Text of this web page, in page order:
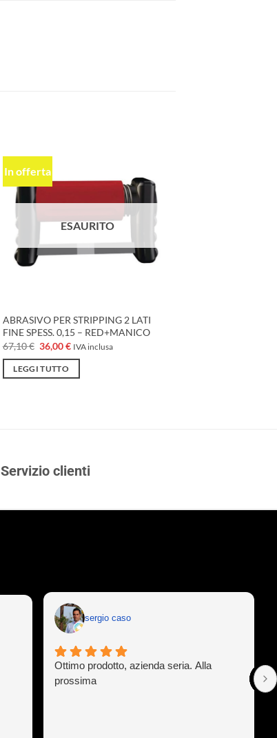
In offerta
alla lista
desideri
ESAURITO
ABRASIVO PER STRIPPING 2 LATI
FINE SPESS. 0,15 – RED+MANICO
67,10€ Il
prezzo
originale
era:
36,00€IlIVA inclusa
LEGGI TUTTO
Servizio clienti
sergio caso
Ottimo prodotto, azienda seria. Alla
prossima